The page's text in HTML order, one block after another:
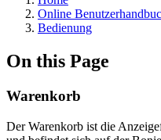
Online
Bedienung
On this Page
Warenkorb
Der Warenkorb ist die